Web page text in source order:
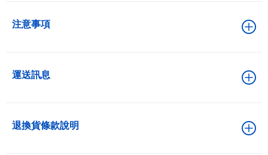
注意事項
運送訊息
退換貨條款說明